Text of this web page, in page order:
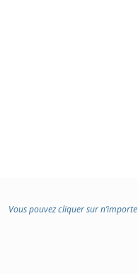
Vous pouvez cliquer sur